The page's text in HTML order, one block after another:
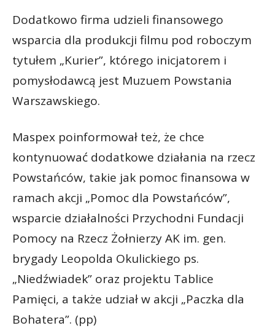
Dodatkowo firma udzieli finansowego
wsparcia dla produkcji filmu pod roboczym
tytułem „Kurier”, którego inicjatorem i
pomysłodawcą jest Muzuem Powstania
Warszawskiego.
Maspex poinformował też, że chce
kontynuować dodatkowe działania na rzecz
Powstańców, takie jak pomoc finansowa w
ramach akcji „Pomoc dla Powstańców”,
wsparcie działalności Przychodni Fundacji
Pomocy na Rzecz Żołnierzy AK im. gen.
brygady Leopolda Okulickiego ps.
„Niedźwiadek” oraz projektu Tablice
Pamięci, a także udział w akcji „Paczka dla
Bohatera”. (pp)